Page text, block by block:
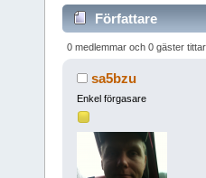
Författare
0 medlemmar och 0 gäster
sa5bzu
Enkel förgasare